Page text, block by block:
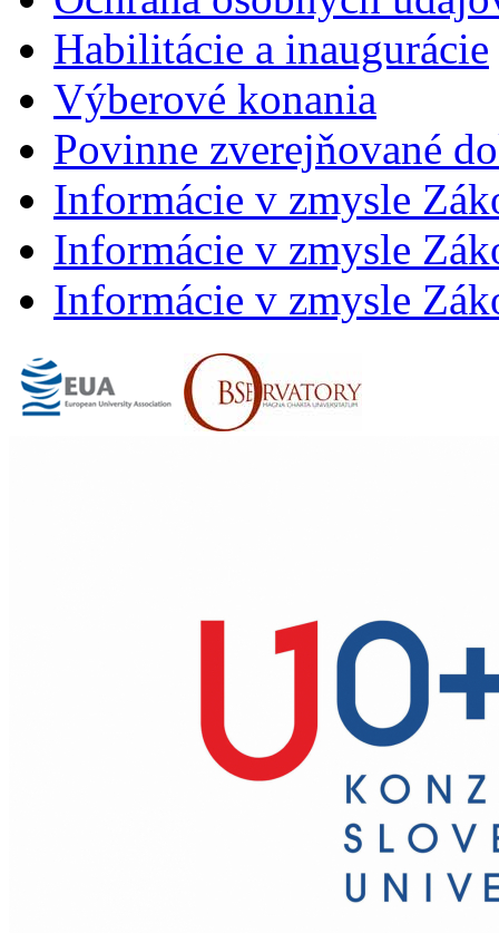
Habilitácie a inaugurácie
Výberové konania
Povinne zverejňované
Informácie v zmysle
Informácie v zmysle
Informácie v zmysle